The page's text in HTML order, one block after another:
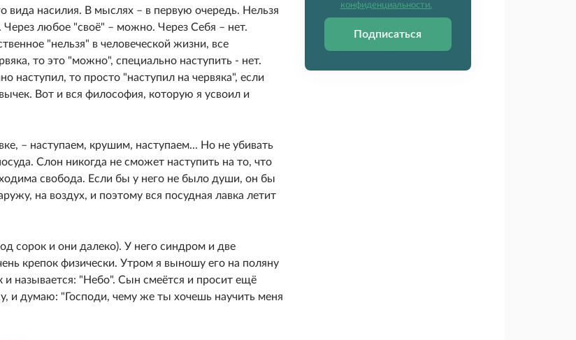
вида насилия. В мыслях – в первую очередь. Нельзя
Через любое "своё" – можно. Через Себя – нет.
"нельзя" в человеческой жизни, все
то это "можно", специально наступить - нет.
наступил, то просто "наступил на червяка", если
Вот и вся философия, которую я усвоил и
– наступаем, крушим, наступаем... Но не убивать
Слон никогда не сможет наступить на то, что
свобода. Если бы у него не было души, он бы
на воздух, и поэтому вся посудная лавка летит
сорок и они далеко). У него синдром и две
крепок физически. Утром я выношу его на поляну
называется: "Небо". Сын смеётся и просит ещё
и думаю: "Господи, чему же ты хочешь научить меня
конфиденциальности.
Подписаться